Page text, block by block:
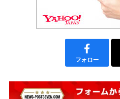
フォロー